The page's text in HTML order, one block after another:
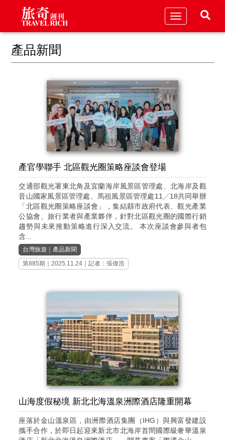
Toggle
產品新聞
產官學聯手 北區觀光圈策略座談會登場
交通部觀光署東北角及宜蘭海岸風景區管理處、北海岸及觀
音山國家風景區管理處、馬祖風景區管理處11╱18共同舉辦
「北區觀光圈策略座談會」，集結縣市政府代表、觀光產業
公協會、旅行業者與產業夥伴，針對北區觀光圈的國際行銷
趨勢與未來推動策略進行深入交流。 本次座談會參與者包
含...
台灣旅遊
產品新聞
第885期
｜2025.11.24｜記者：張偉浩
山海度假秘境 新北北海溫泉洲際酒店隆重開幕
座落於金山溫泉區，由洲際酒店集團（IHG）與興富發建設
攜手合作，於即日起迎來新北市北海岸首間國際級奢華溫泉